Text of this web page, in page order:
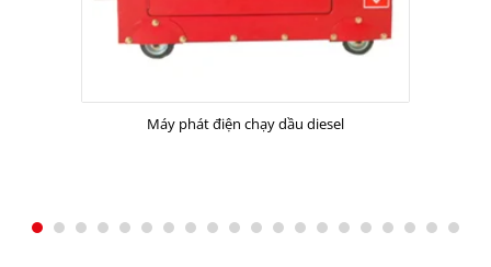
Máy phát điện chạy dầu diesel